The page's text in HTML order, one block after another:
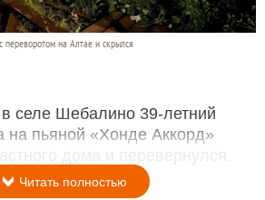
на Алтае и скрылся
селе Шебалино 39-летний
на пьяной «Хонде Аккорд»
дома и перевернулся.
Читать полностью